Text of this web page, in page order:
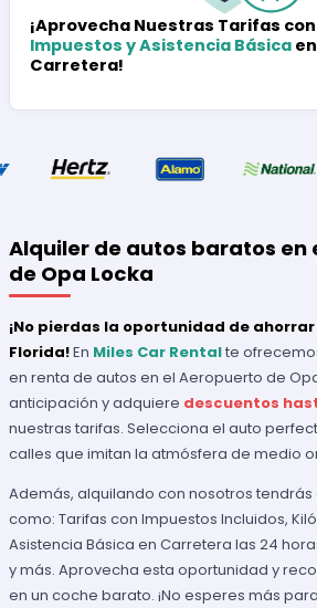
¡Aprovecha Nuestras Tarifas con
Impuestos y Asistencia Básica en
Carretera!
Alquiler de autos baratos en
de Opa Locka
¡No pierdas la oportunidad de
Florida!En Miles Car Rentalte
en renta de autos en el Aeropuerto de
anticipación y adquiere descuentos
nuestras tarifas. Selecciona el auto
calles que imitan la atmósfera de medio
Además, alquilando con nosotros
como: Tarifas con Impuestos Incluidos,
Asistencia Básica en Carretera las 24
y más. Aprovecha esta oportunidad y
en un coche barato. ¡No esperes más